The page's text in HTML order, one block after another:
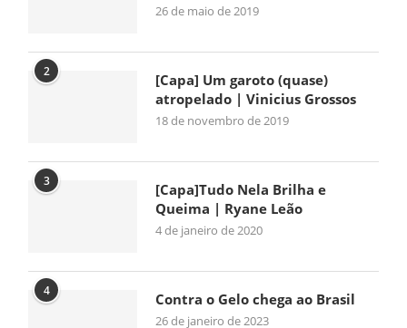
26 de maio de 2019
2
[Capa] Um garoto (quase)
atropelado | Vinicius Grossos
18 de novembro de 2019
3
[Capa]Tudo Nela Brilha e
Queima | Ryane Leão
4 de janeiro de 2020
4 Contra o Gelo chega ao Brasil
26 de janeiro de 2023